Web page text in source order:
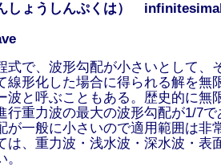
しょうしんぷくは）
式で、波形勾配が小さいとして、
線形化した場合に得られる解を無
波と呼ぶこともある。歴史的に無
行重力波の最大の波形勾配が1/7で
が一般に小さいので適用範囲は非
は、重力波・浅水波・深水波・表